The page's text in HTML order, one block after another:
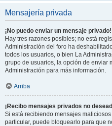
Mensajería privada
¡No puedo enviar un mensaje privado!
Hay tres razones posibles; no está
Administración del foro ha
todos los usuarios, o bien La
grupo de usuarios, la opción de enviar
Administración para más información.
Arriba
¡Recibo mensajes privados no
Si está recibiendo mensajes
particular, puede bloquearlo para que